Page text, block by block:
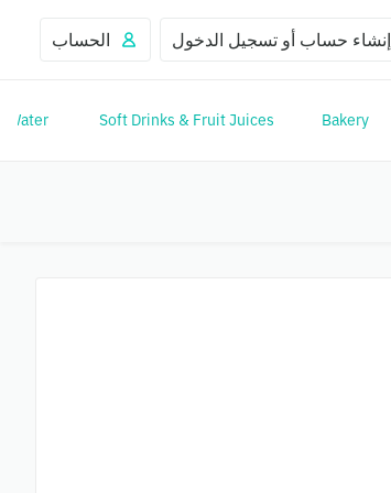
إنشاء حساب أو تسجيل الدخول الحساب
Bakery
Soft Drinks & Fruit Juices
Water